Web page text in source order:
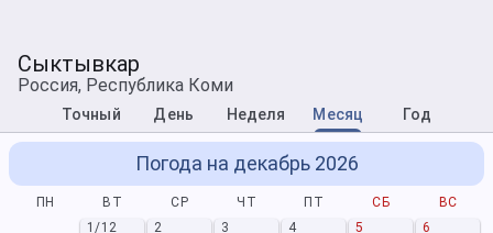
Сыктывкар
Россия, Республика Коми
Точный День Неделя Месяц Год
Погода на декабрь 2026
ПН ВТ СР ЧТ ПТ СБ
ВС
1/12
2 3 4 5 6